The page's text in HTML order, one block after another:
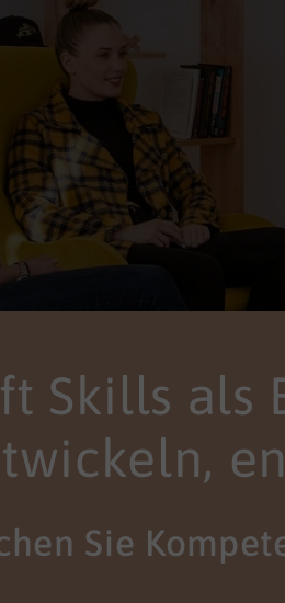
Skills als
Sie